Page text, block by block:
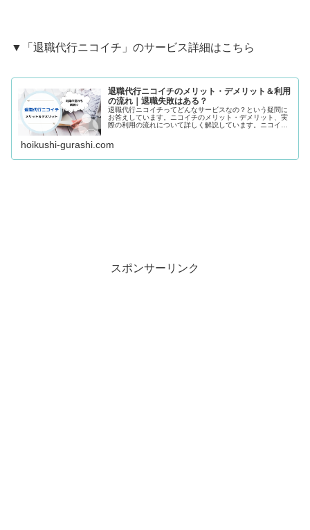
▼「退職代行ニコイチ」のサービス詳細はこちら
退職代行ニコイチのメリット・デメリット＆利用
の流れ｜退職失敗はある？
退職代行ニコイチってどんなサービスなの？という疑問に
お答えしています。ニコイチのメリット・デメリット、実
際の利用の流れについて詳しく解説しています。ニコイチ
hoikushi-gurashi.com
スポンサーリンク